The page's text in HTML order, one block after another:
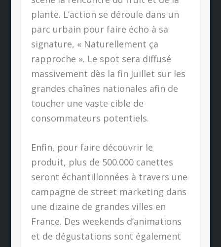
plante. L’action se déroule dans un
parc urbain pour faire écho à sa
signature, « Naturellement ça
rapproche ». Le spot sera diffusé
massivement dès la fin Juillet sur les
grandes chaînes nationales afin de
toucher une vaste cible de
consommateurs potentiels.
Enfin, pour faire découvrir le
produit, plus de 500.000 canettes
seront échantillonnées à travers une
campagne de street marketing dans
une dizaine de grandes villes en
France. Des weekends d’animations
et de dégustations sont également